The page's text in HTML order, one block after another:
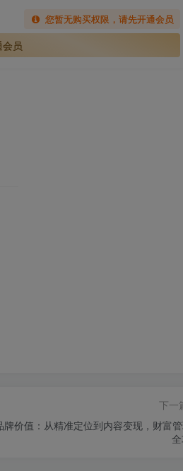
您暂无购买权限，请先开通会员
员
下一
牌价值：从精准定位到内容变现，财富